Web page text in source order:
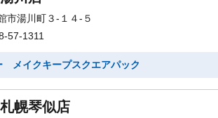
市湯川町３-１４-５
57-1311
メイクキープスクエアパック
幌琴似店